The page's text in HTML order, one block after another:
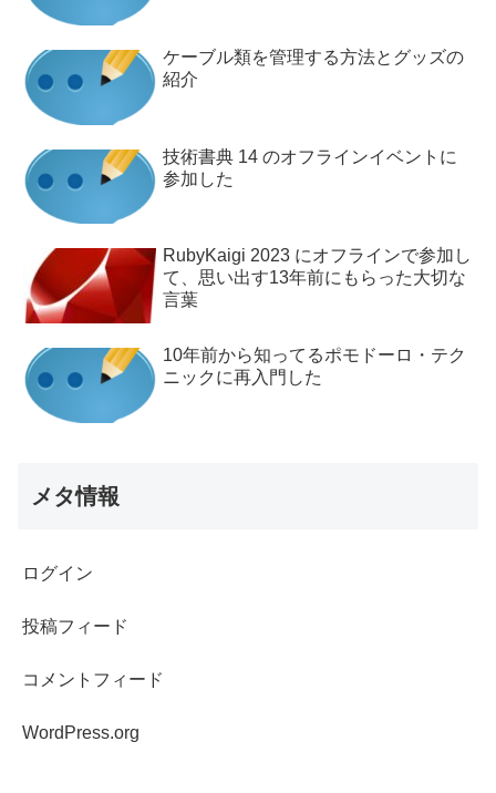
ケーブル類を管理する方法とグッズの
紹介
技術書典 14 のオフラインイベントに
参加した
RubyKaigi 2023 にオフラインで参加し
て、思い出す13年前にもらった大切な
言葉
10年前から知ってるポモドーロ・テク
ニックに再入門した
メタ情報
ログイン
投稿フィード
コメントフィード
WordPress.org